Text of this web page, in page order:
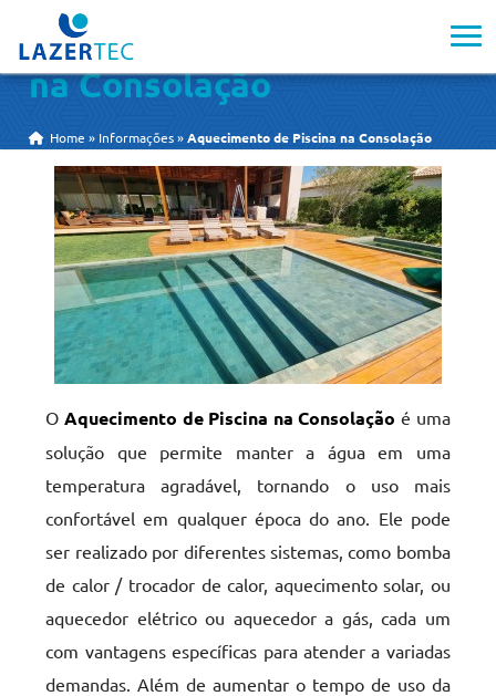
Aquecimento de Piscina
na Consolação
Home » Informações »Aquecimento de Piscina na Consolação
O Aquecimento de Piscina na Consolação é uma
solução que permite manter a água em uma
temperatura agradável, tornando o uso mais
confortável em qualquer época do ano. Ele pode
ser realizado por diferentes sistemas, como bomba
de calor / trocador de calor, aquecimento solar, ou
aquecedor elétrico ou aquecedor a gás, cada um
com vantagens específicas para atender a variadas
demandas. Além de aumentar o tempo de uso da